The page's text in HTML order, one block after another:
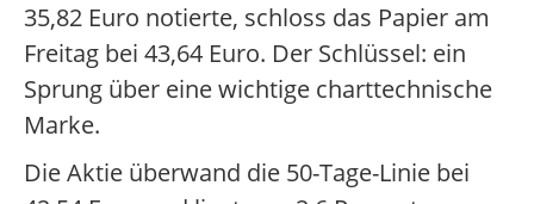
35,82 Euro notierte, schloss das Papier am
Freitag bei 43,64 Euro. Der Schlüssel: ein
Sprung über eine wichtige charttechnische
Marke.
Die Aktie überwand die 50-Tage-Linie bei